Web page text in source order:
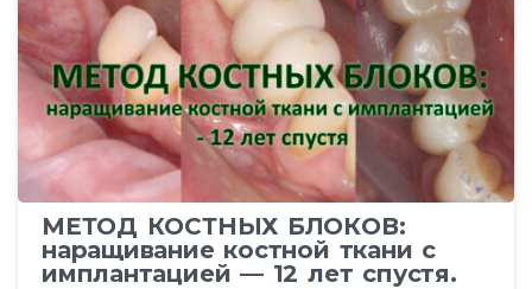
МЕТОД КОСТНЫХ БЛОКОВ:
наращивание костной ткани с
имплантацией — 12 лет спустя.